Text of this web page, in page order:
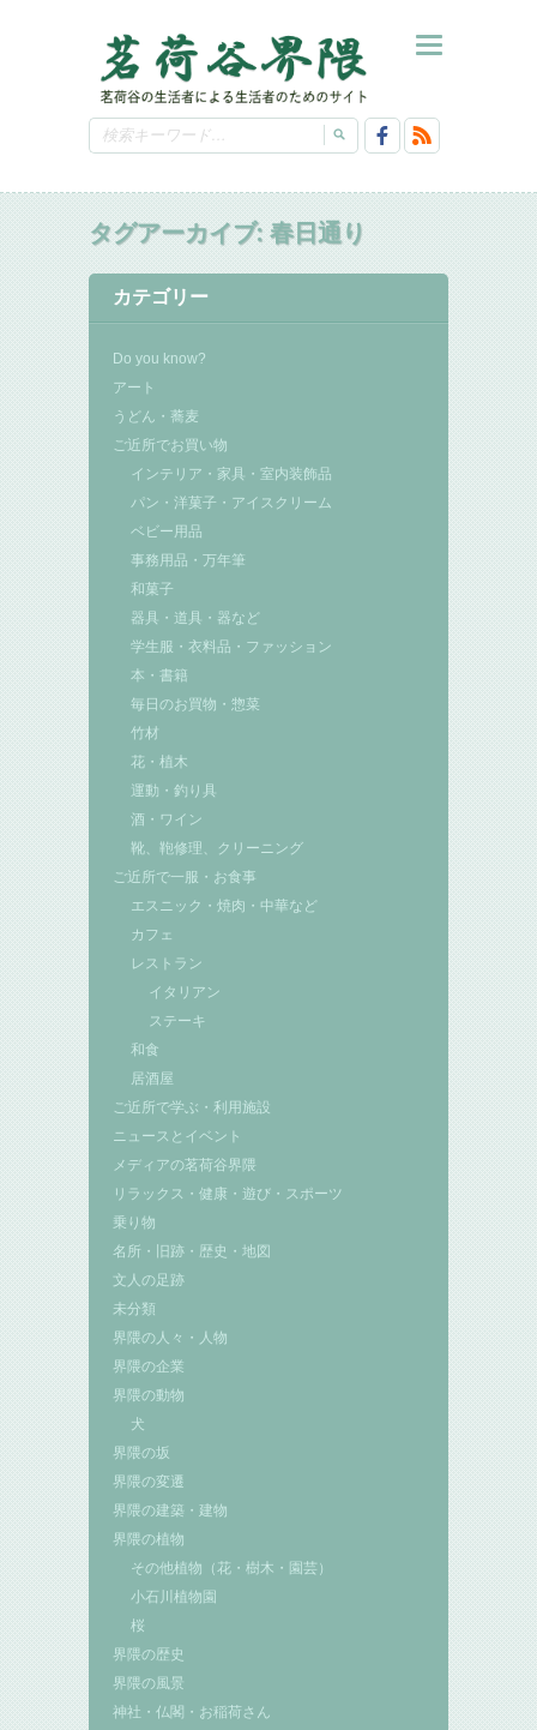
タグアーカイブ: 春日通り
カテゴリー
Do you know?
アート
うどん・蕎麦
ご近所でお買い物
インテリア・家具・室内装飾品
パン・洋菓子・アイスクリーム
ベビー用品
事務用品・万年筆
和菓子
器具・道具・器など
学生服・衣料品・ファッション
本・書籍
毎日のお買物・惣菜
竹材
花・植木
運動・釣り具
酒・ワイン
靴、鞄修理、クリーニング
ご近所で一服・お食事
エスニック・焼肉・中華など
カフェ
レストラン
イタリアン
ステーキ
和食
居酒屋
ご近所で学ぶ・利用施設
ニュースとイベント
メディアの茗荷谷界隈
リラックス・健康・遊び・スポーツ
乗り物
名所・旧跡・歴史・地図
文人の足跡
未分類
界隈の人々・人物
界隈の企業
界隈の動物
犬
界隈の坂
界隈の変遷
界隈の建築・建物
界隈の植物
その他植物（花・樹木・園芸）
小石川植物園
桜
界隈の歴史
界隈の風景
神社・仏閣・お稲荷さん